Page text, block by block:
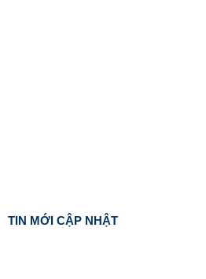
TIN MỚI CẬP NHẬT